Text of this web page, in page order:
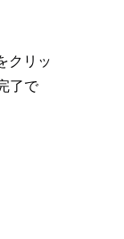
クリッ
了で